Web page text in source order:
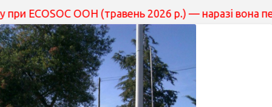
ООН (травень 2026 р.) — наразі вона